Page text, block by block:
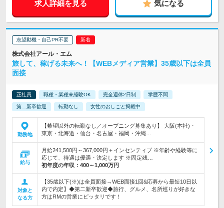
求人詳細を見る 気になる
志望動機・自己PR不要
株式会社アール・エム
旅して、稼げる未来へ！【WEBメディア営業】35歳以下は全員
面接
正社員 職種・業種未経験OK 完全週休2日制 学歴不問
第二新卒歓迎 転勤なし 女性のおしごと掲載中
勤務地
【希望以外の転勤なし／オープニング募集あり】 大阪(本社)・
東京・北海道・仙台・名古屋・福岡・沖縄…
給与
月給241,500円～367,000円＋インセンティブ ※年齢や経験等に
応じて、待遇は優遇・決定します ※固定残…
初年度の年収： 400～1,000万円
対象と
なる方
【35歳以下(※)は全員面接→WEB面接1回&応募から最短10日以
内で内定】◆第二新卒歓迎◆旅行、グルメ、名所巡りが好きな
方はRMの営業にピッタリです！